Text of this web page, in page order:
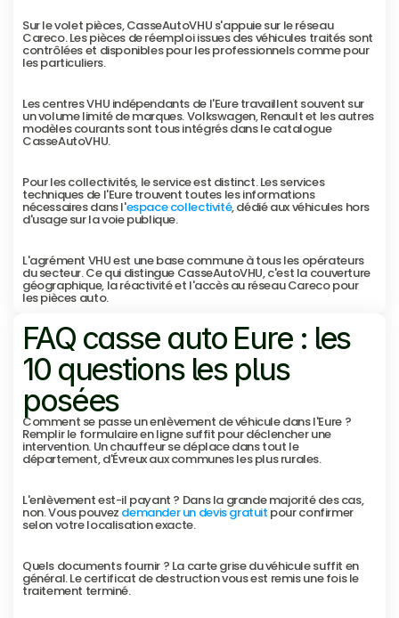
Sur le volet pièces, CasseAutoVHU s'appuie sur le réseau
Careco. Les pièces de réemploi issues des véhicules traités sont
contrôlées et disponibles pour les professionnels comme pour
les particuliers.
Les centres VHU indépendants de l'Eure travaillent souvent sur
un volume limité de marques. Volkswagen, Renault et les autres
modèles courants sont tous intégrés dans le catalogue
CasseAutoVHU.
Pour les collectivités, le service est distinct. Les services
techniques de l'Eure trouvent toutes les informations
nécessaires dans l'espace collectivité, dédié aux véhicules hors
d'usage sur la voie publique.
L'agrément VHU est une base commune à tous les opérateurs
du secteur. Ce qui distingue CasseAutoVHU, c'est la couverture
géographique, la réactivité et l'accès au réseau Careco pour
les pièces auto.
FAQ casse auto Eure : les
10 questions les plus
posées
Comment se passe un enlèvement de véhicule dans l'Eure ?
Remplir le formulaire en ligne suffit pour déclencher une
intervention. Un chauffeur se déplace dans tout le
département, d'Évreux aux communes les plus rurales.
L'enlèvement est-il payant ? Dans la grande majorité des cas,
non. Vous pouvez demander un devis gratuit pour confirmer
selon votre localisation exacte.
Quels documents fournir ? La carte grise du véhicule suffit en
général. Le certificat de destruction vous est remis une fois le
traitement terminé.